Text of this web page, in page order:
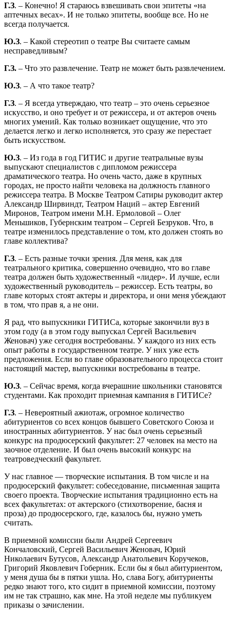
Г.З. – Конечно! Я стараюсь взвешивать свои эпитеты «на
аптечных весах». И не только эпитеты, вообще все. Но не
всегда получается.
Ю.З. – Какой стереотип о театре Вы считаете самым
несправедливым?
Г.З. – Что это развлечение. Театр не может быть развлечением.
Ю.З. – А что такое театр?
Г.З. – Я всегда утверждаю, что театр – это очень серьезное
искусство, и оно требует и от режиссера, и от актеров очень
многих умений. Как только возникает ощущение, что это
делается легко и легко исполняется, это сразу же перестает
быть искусством.
Ю.З. – Из года в год ГИТИС и другие театральные вузы
выпускают специалистов с дипломом режиссера
драматического театра. Но очень часто, даже в крупных
городах, не просто найти человека на должность главного
режиссера театра. В Москве Театром Сатиры руководит актер
Александр Ширвиндт, Театром Наций – актер Евгений
Миронов, Театром имени М.Н. Ермоловой – Олег
Меньшиков, Губернским театром – Сергей Безруков. Что, в
театре изменилось представление о том, кто должен стоять во
главе коллектива?
Г.З. – Есть разные точки зрения. Для меня, как для
театрального критика, совершенно очевидно, что во главе
театра должен быть художественный «лидер». И лучше, если
художественный руководитель – режиссер. Есть театры, во
главе которых стоят актеры и директора, и они меня убеждают
в том, что прав я, а не они.
Я рад, что выпускники ГИТИСа, которые закончили вуз в
этом году (а в этом году выпускал Сергей Васильевич
Женовач) уже сегодня востребованы. У каждого из них есть
опыт работы в государственном театре. У них уже есть
предложения. Если во главе образовательного процесса стоит
настоящий мастер, выпускники востребованы в театре.
Ю.З. – Сейчас время, когда вчерашние школьники становятся
студентами. Как проходит приемная кампания в ГИТИСе?
Г.З. – Невероятный ажиотаж, огромное количество
абитуриентов со всех концов бывшего Советского Союза и
иностранных абитуриентов. У нас был очень серьезный
конкурс на продюсерский факультет: 27 человек на место на
заочное отделение. И был очень высокий конкурс на
театроведческий факультет.
У нас главное — творческие испытания. В том числе и на
продюсерский факультет: собеседование, письменная защита
своего проекта. Творческие испытания традиционно есть на
всех факультетах: от актерского (стихотворение, басня и
проза) до продюсерского, где, казалось бы, нужно уметь
считать.
В приемной комиссии были Андрей Сергеевич
Кончаловский, Сергей Васильевич Женовач, Юрий
Николаевич Бутусов, Александр Анатольевич Коручеков,
Григорий Яковлевич Гоберник. Если бы я был абитуриентом,
у меня душа бы в пятки ушла. Но, слава Богу, абитуриенты
редко знают того, кто сидит в приемной комиссии, поэтому
им не так страшно, как мне. На этой неделе мы публикуем
приказы о зачислении.